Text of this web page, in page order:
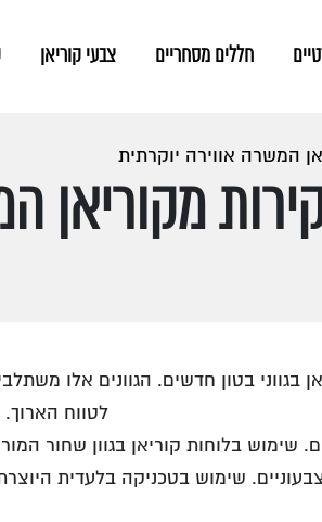
צבעי קוריאן חללים מסחריים
המשרה אווירה יוקרתית
מקוריאן
בגווני בטון חדשים. הגוונים אלו
לטווח הארוך.
בלוחות קוריאן בגוון שחור
צבעוניים. שימוש בטכניקה בלעדית